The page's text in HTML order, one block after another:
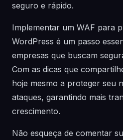
seguro e rápido.
Implementar um WAF para
WordPress é um passo
empresas que buscam
Com as dicas que
hoje mesmo a proteger seu
ataques, garantindo mais
crescimento.
Não esqueça de comentar